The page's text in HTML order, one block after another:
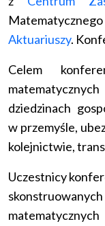
Aktuariuszy.
Celem
dziedzinach
w przemyśle,
kolejnictwie,
Uczestnicy